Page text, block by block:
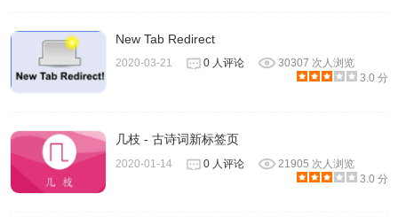
New Tab Redirect
2020-03-21 0 人评论
30307 次人浏览
3.0 分
几枝 - 古诗词新标签页
2020-01-14 0 人评论
21905 次人浏览
3.0 分